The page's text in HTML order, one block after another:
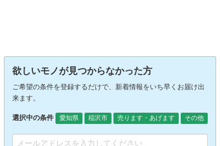
欲しいモノが見つからなかった方
ご希望の条件を登録するだけで、新着情報をいち早くお届け出
来ます。
選択中の条件 愛知県 稲沢市 売ります・あげます その他